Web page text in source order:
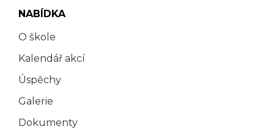
NABÍDKA
O škole
Kalendář akcí
Úspěchy
Galerie
Dokumenty